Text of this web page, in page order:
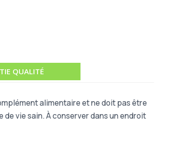
QUALITÉ
alimentaire et ne doit pas être
vie sain. À conserver dans un endroit